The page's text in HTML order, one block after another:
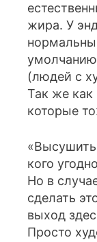
жира. У
(людей с
Так же
которые
кого
Но в
сделать
выход
Просто